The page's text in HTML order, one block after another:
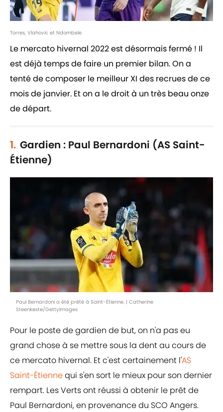
Torres, Vlahovic et Ndombele
Le mercato hivernal 2022 est désormais fermé ! Il
est déjà temps de faire un premier bilan. On a
tenté de composer le meilleur XI des recrues de ce
mois de janvier. Et on a le droit à un très beau onze
de départ.
1. Gardien : Paul Bernardoni (AS Saint-
Étienne)
Paul Bernardoni a été prêté à Saint-Étienne. | Catherine
Steenkeste/GettyImages
Pour le poste de gardien de but, on n'a pas eu
grand chose à se mettre sous la dent au cours de
ce mercato hivernal. Et c'est certainement l'AS
Saint-Étiennequi s'en sort le mieux pour son dernier
rempart. Les Verts ont réussi à obtenir le prêt de
Paul Bernardoni, en provenance du SCO Angers.